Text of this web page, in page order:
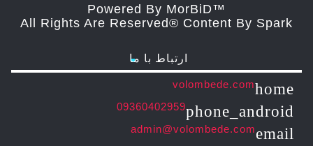
Powered By MorBiD™
All Rights Are Reserved® Content By Spark
ارتباط با ما
home
volombede.com
phone_android
09360402959
email
admin@volombede.com